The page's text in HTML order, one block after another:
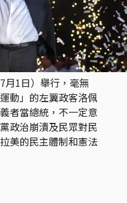
月1日）舉行，毫無
動」的左翼政客洛佩
者當總統，不一定意
政治崩潰及民眾對民
美的民主體制和憲法